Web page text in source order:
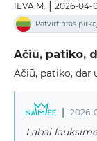
IEVA M. 2026-04-
Patvirtintas
Ačiū, patiko,
Ačiū, patiko, dar
| 2026-
Labai